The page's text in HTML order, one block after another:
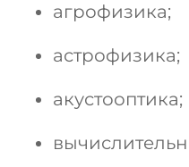
агрофизика;
астрофизика;
акустооптика;